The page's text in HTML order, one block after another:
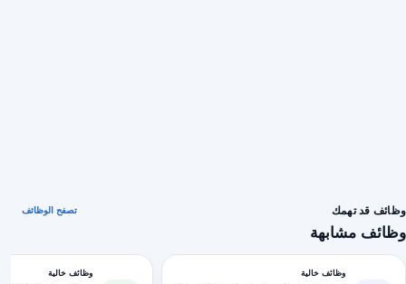
وظائف قد تهمك
وظائف مشابهة
تصفح الوظائف
وظائف خالية وظائف خالية